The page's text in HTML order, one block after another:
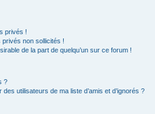
privés !
non sollicités !
de la part de quelqu’un sur ce forum !
?
utilisateurs de ma liste d’amis et d’ignorés ?